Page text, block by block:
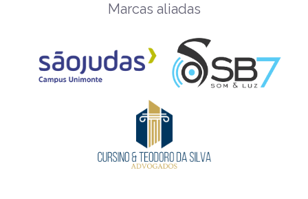
Marcas aliadas